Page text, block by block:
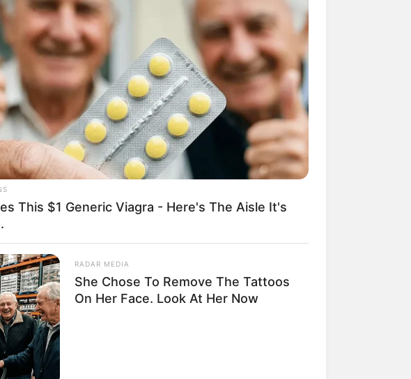
This $1 Generic Viagra - Here's The Aisle It's
RADAR MEDIA
She Chose To Remove The Tattoos
On Her Face. Look At Her Now